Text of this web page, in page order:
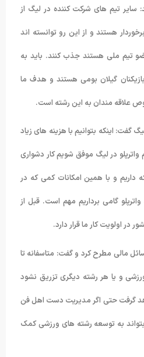
سایر تیم های شرکت کننده در لیگ از
هستند و از این رو توانسته اند
تیم ملی هستند جذب کنند. باید به
گیلان بومی هستند و هدف ما
علاقه مندان به این رشته است.
اینکه بتوانیم با هزینه های زیاد
در لیگ موفق شویم کار دشواری
داریم و با همین امکانات کمی که در
واترپلو گامی برداریم مهم است. قبل از
در اولویت کار ما قرار دارد.
مالی مطرح کرد و گفت: متاسفانه تا
و یا هر رشته دیگری تزریق نشود
گرفت حتی اگر مدیریت دست اهل فن
به توسعه رشته های ورزشی کمک